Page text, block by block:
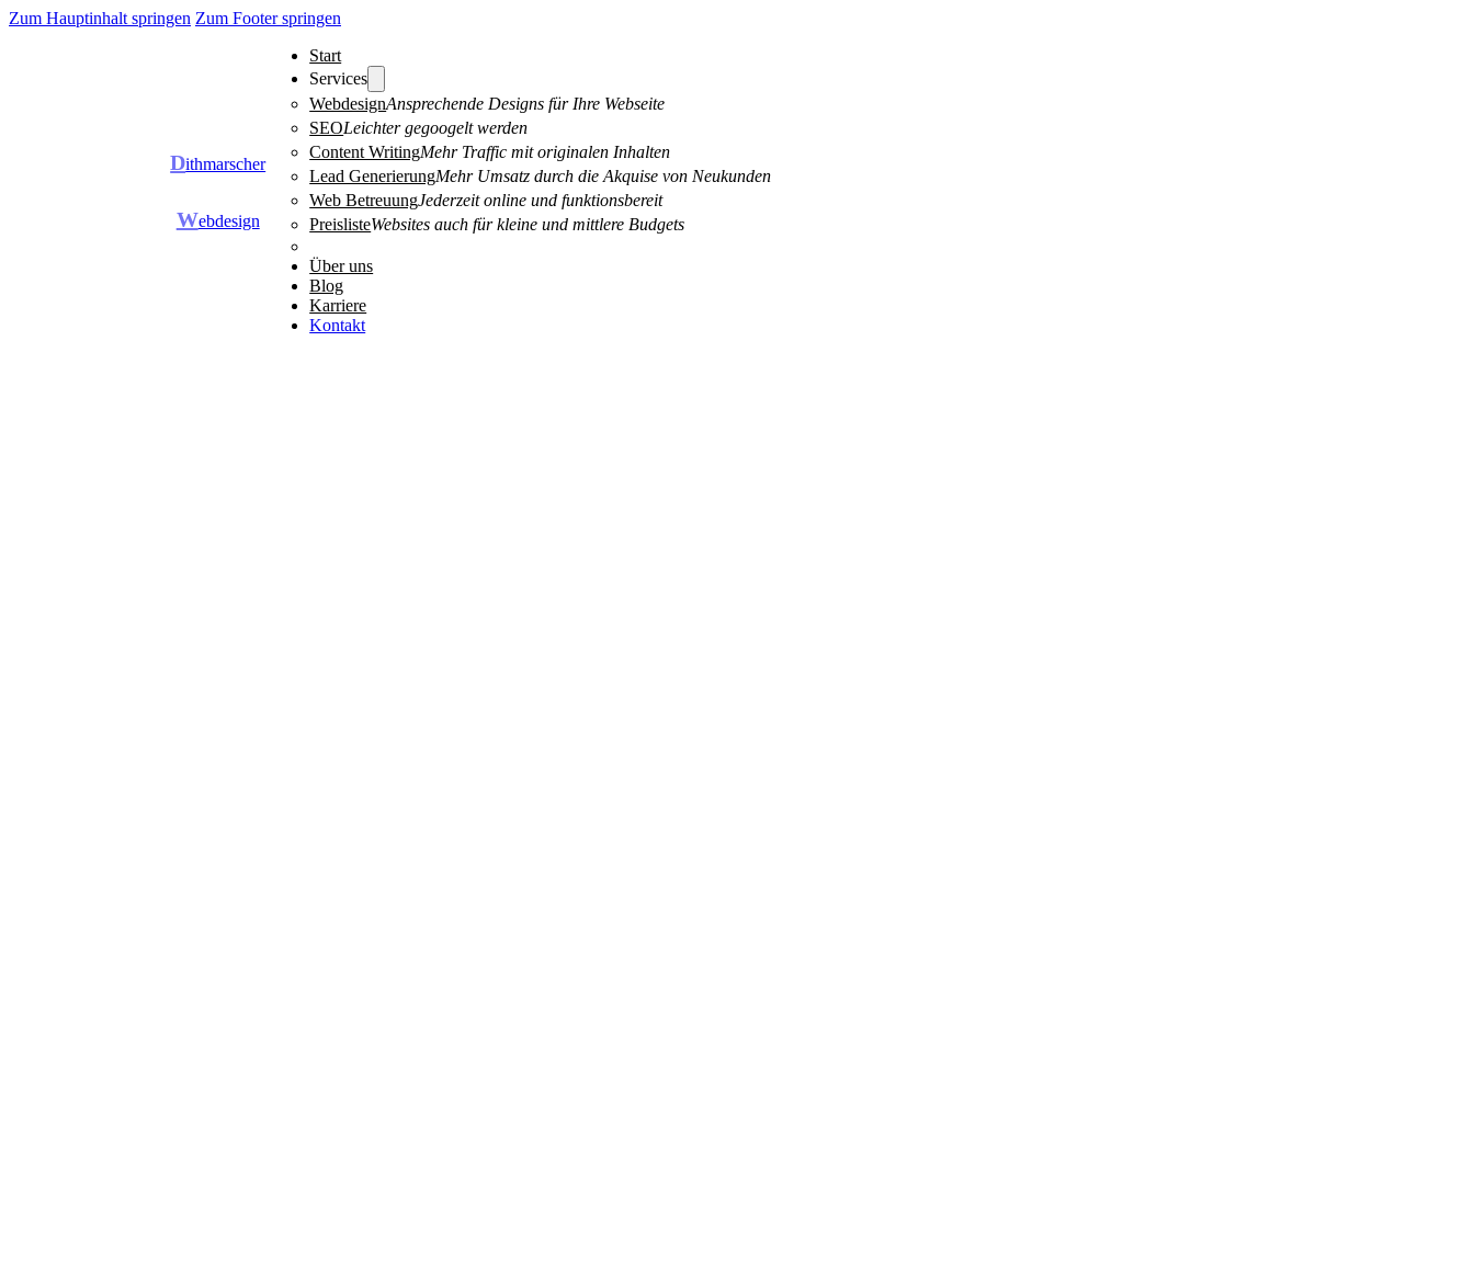
Zum Hauptinhalt springen Zum Footer springen
Dithmarscher
Webdesign
Start
Services
WebdesignAnsprechende Designs für Ihre Webseite
SEOLeichter gegoogelt werden
Content WritingMehr Traffic mit originalen Inhalten
Lead GenerierungMehr Umsatz durch die Akquise von Neukunden
Web BetreuungJederzeit online und funktionsbereit
PreislisteWebsites auch für kleine und mittlere Budgets
Über uns
Blog
Karriere
Kontakt